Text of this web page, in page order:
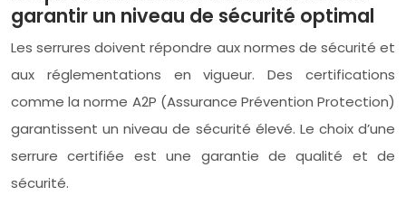
garantir un niveau de sécurité optimal
Les serrures doivent répondre aux normes de sécurité et
aux réglementations en vigueur. Des certifications
comme la norme A2P (Assurance Prévention Protection)
garantissent un niveau de sécurité élevé. Le choix d’une
serrure certifiée est une garantie de qualité et de
sécurité.